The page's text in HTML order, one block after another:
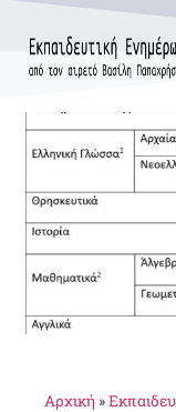
Αρχική »